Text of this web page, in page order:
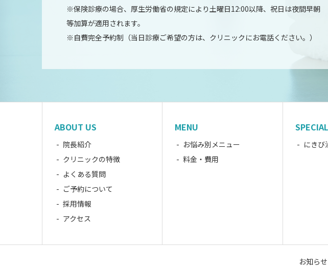
※保険診療の場合、厚生労働省の規定により土曜日12:00以降、祝日は夜間早朝
等加算が適用されます。
※自費完全予約制（当日診療ご希望の方は、クリニックにお電話ください。）
ABOUT US
院長紹介
クリニックの特徴
よくある質問
ご予約について
採用情報
アクセス
MENU
お悩み別メニュー
料金・費用
にきび
お知らせ